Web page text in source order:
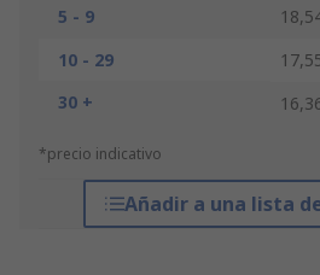
5 - 9
10 - 29
30 +
*precio indicativo
Añadir a una lista